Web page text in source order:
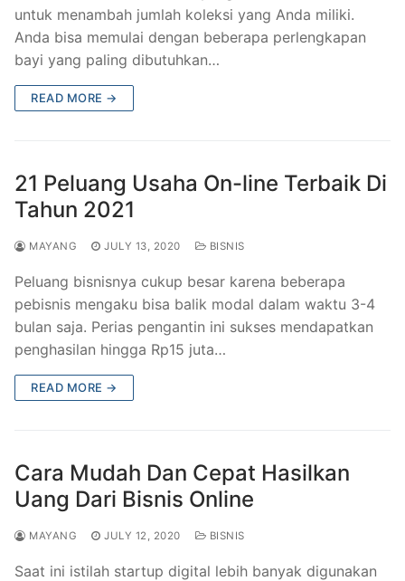
untuk menambah jumlah koleksi yang Anda miliki.
Anda bisa memulai dengan beberapa perlengkapan
bayi yang paling dibutuhkan…
READ MORE →
21 Peluang Usaha On-line Terbaik Di
Tahun 2021
MAYANG JULY 13, 2020 BISNIS
Peluang bisnisnya cukup besar karena beberapa
pebisnis mengaku bisa balik modal dalam waktu 3-4
bulan saja. Perias pengantin ini sukses mendapatkan
penghasilan hingga Rp15 juta…
READ MORE →
Cara Mudah Dan Cepat Hasilkan
Uang Dari Bisnis Online
MAYANG JULY 12, 2020 BISNIS
Saat ini istilah startup digital lebih banyak digunakan